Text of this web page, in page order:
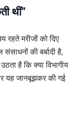
थीं”
रहते मरीजों को दिए
की बर्बादी है,
है कि क्या विभागीय
यह जानबूझकर की गई